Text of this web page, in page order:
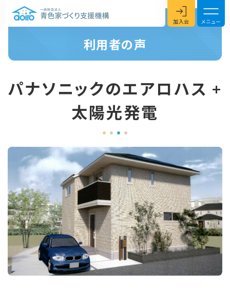
加入会 メニュー
利用者の声
パナソニックのエアロハス +
太陽光発電